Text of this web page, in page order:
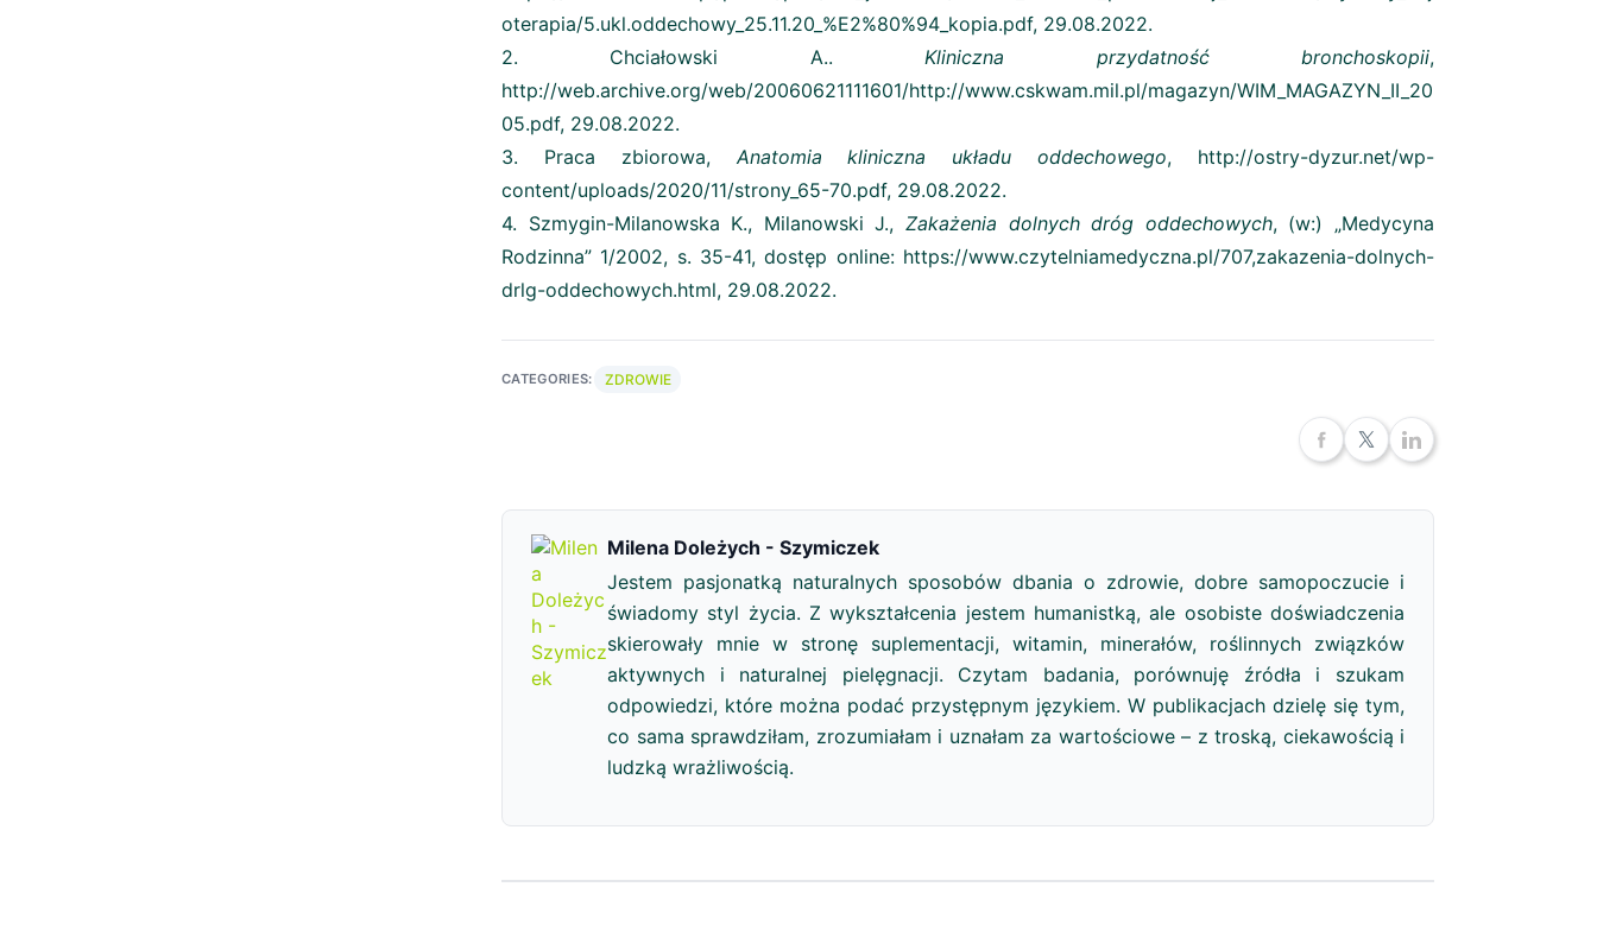
oterapia/5.ukl.oddechowy_25.11.20_%E2%80%94_kopia.pdf, 29.08.2022.
2. Chciałowski A.. Kliniczna przydatność bronchoskopii,
http://web.archive.org/web/20060621111601/http://www.cskwam.mil.pl/magazyn/WIM_MAGAZYN_II_20
05.pdf, 29.08.2022.
3. Praca zbiorowa, Anatomia kliniczna układu oddechowego, http://ostry-dyzur.net/wp-
content/uploads/2020/11/strony_65-70.pdf, 29.08.2022.
4. Szmygin-Milanowska K., Milanowski J., Zakażenia dolnych dróg oddechowych, (w:) „Medycyna
Rodzinna” 1/2002, s. 35-41, dostęp online: https://www.czytelniamedyczna.pl/707,zakazenia-dolnych-
drlg-oddechowych.html, 29.08.2022.
CATEGORIES: ZDROWIE
Milena Doleżych - Szymiczek
Jestem pasjonatką naturalnych sposobów dbania o zdrowie, dobre samopoczucie i
świadomy styl życia. Z wykształcenia jestem humanistką, ale osobiste doświadczenia
skierowały mnie w stronę suplementacji, witamin, minerałów, roślinnych związków
aktywnych i naturalnej pielęgnacji. Czytam badania, porównuję źródła i szukam
odpowiedzi, które można podać przystępnym językiem. W publikacjach dzielę się tym,
co sama sprawdziłam, zrozumiałam i uznałam za wartościowe – z troską, ciekawością i
ludzką wrażliwością.